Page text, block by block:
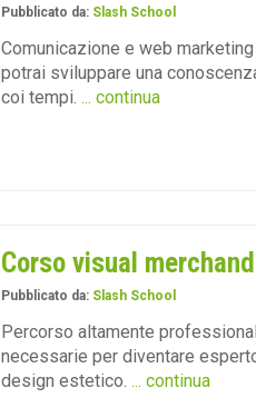
Pubblicato da: Slash School
Comunicazione e web
potrai sviluppare una
coi tempi. ... continua
Corso visual
Pubblicato da: Slash School
Percorso altamente
necessarie per diventare
design estetico. ... continua